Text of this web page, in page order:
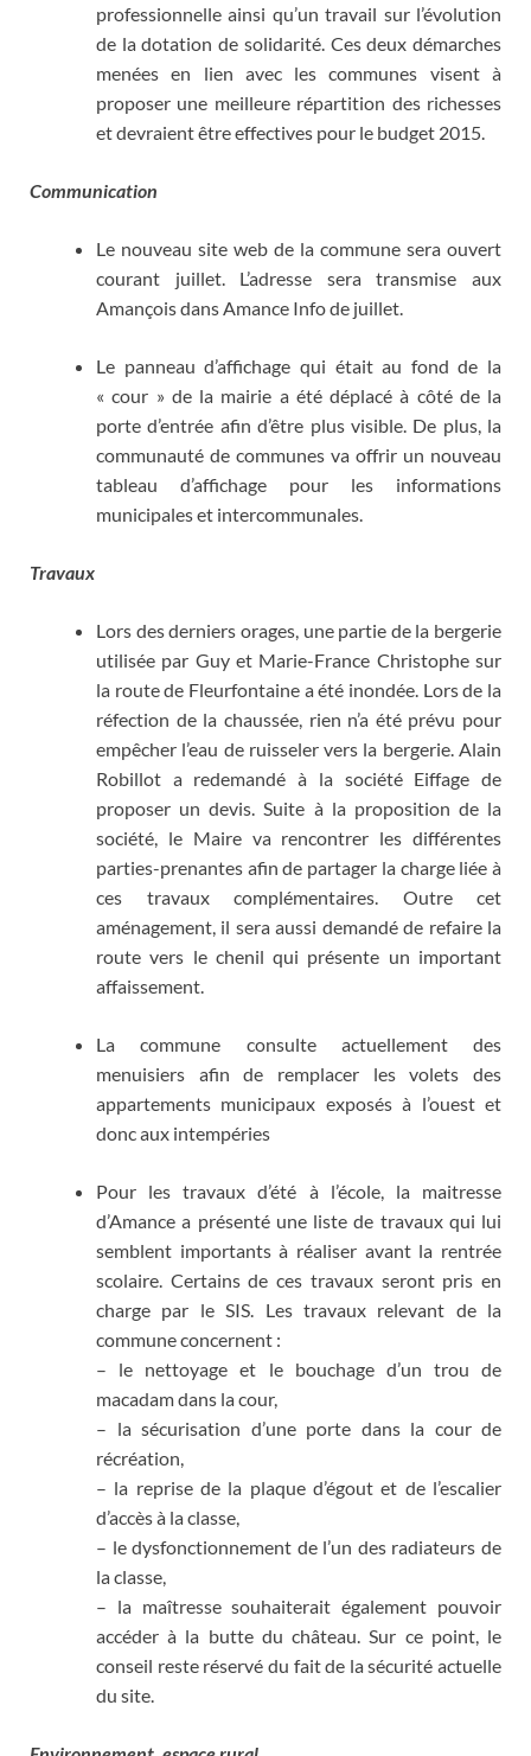
professionnelle ainsi qu’un travail sur l’évolution
de la dotation de solidarité. Ces deux démarches
menées en lien avec les communes visent à
proposer une meilleure répartition des richesses
et devraient être effectives pour le budget 2015.
Communication
Le nouveau site web de la commune sera ouvert
courant juillet. L’adresse sera transmise aux
Amançois dans Amance Info de juillet.
Le panneau d’affichage qui était au fond de la
« cour » de la mairie a été déplacé à côté de la
porte d’entrée afin d’être plus visible. De plus, la
communauté de communes va offrir un nouveau
tableau d’affichage pour les informations
municipales et intercommunales.
Travaux
Lors des derniers orages, une partie de la bergerie
utilisée par Guy et Marie-France Christophe sur
la route de Fleurfontaine a été inondée. Lors de la
réfection de la chaussée, rien n’a été prévu pour
empêcher l’eau de ruisseler vers la bergerie. Alain
Robillot a redemandé à la société Eiffage de
proposer un devis. Suite à la proposition de la
société, le Maire va rencontrer les différentes
parties-prenantes afin de partager la charge liée à
ces travaux complémentaires. Outre cet
aménagement, il sera aussi demandé de refaire la
route vers le chenil qui présente un important
affaissement.
La commune consulte actuellement des
menuisiers afin de remplacer les volets des
appartements municipaux exposés à l’ouest et
donc aux intempéries
Pour les travaux d’été à l’école, la maitresse
d’Amance a présenté une liste de travaux qui lui
semblent importants à réaliser avant la rentrée
scolaire. Certains de ces travaux seront pris en
charge par le SIS. Les travaux relevant de la
commune concernent :
– le nettoyage et le bouchage d’un trou de
macadam dans la cour,
– la sécurisation d’une porte dans la cour de
récréation,
– la reprise de la plaque d’égout et de l’escalier
d’accès à la classe,
– le dysfonctionnement de l’un des radiateurs de
la classe,
– la maîtresse souhaiterait également pouvoir
accéder à la butte du château. Sur ce point, le
conseil reste réservé du fait de la sécurité actuelle
du site.